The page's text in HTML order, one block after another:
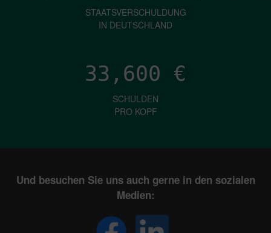
STAATSVERSCHULDUNG
IN DEUTSCHLAND
33,600 €
SCHULDEN
PRO KOPF
Und besuchen Sie uns auch gerne in den sozialen
Medien: